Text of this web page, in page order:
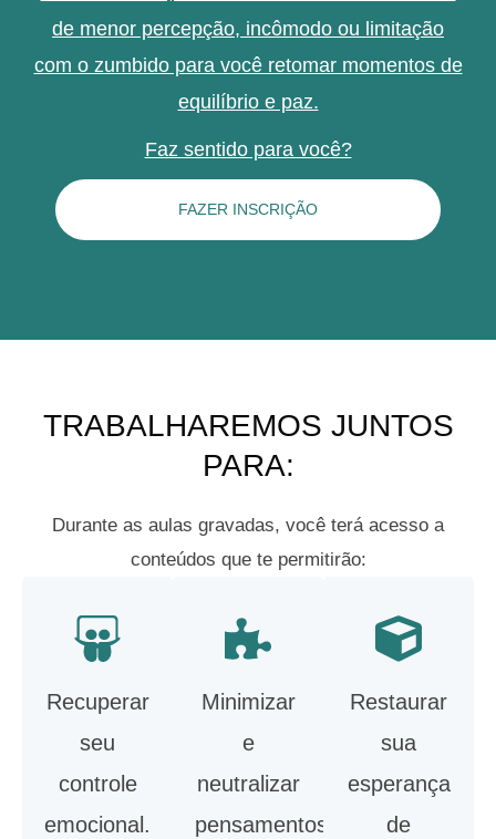
de menor percepção, incômodo ou limitação
com o zumbido para você retomar momentos de
equilíbrio e paz.
Faz sentido para você?
FAZER INSCRIÇÃO
TRABALHAREMOS JUNTOS
PARA:
Durante as aulas gravadas, você terá acesso a
conteúdos que te permitirão:
Recuperar
seu
controle
emocional.
Minimizar
e
neutralizar
pensamentos
Restaurar
sua
esperança
de